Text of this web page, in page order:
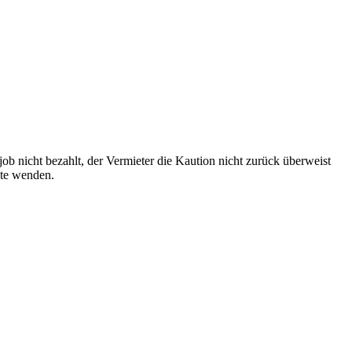
nicht bezahlt, der Vermieter die Kaution nicht zurück überweist
wenden.